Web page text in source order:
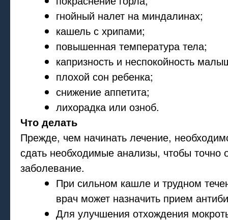
гнойный налет на миндалинах;
кашель с хрипами;
повышенная температура тела;
капризность и неспокойность
плохой сон ребенка;
снижение аппетита;
лихорадка или озноб.
Что делать
Прежде, чем начинать лечение,
сдать необходимые анализы, чтобы точно
заболевание.
При сильном кашле и трудном
врач может назначить прием
Для улучшения отхождения